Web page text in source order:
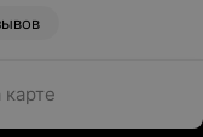
карте